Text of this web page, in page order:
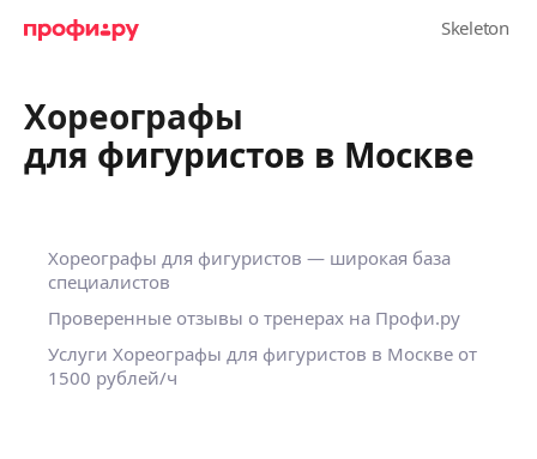
Хореографы
для фигуристов в Москве
Хореографы для фигуристов — широкая база
специалистов
Проверенные отзывы о тренерах на Профи.ру
Услуги Хореографы для фигуристов в Москве от
1500 рублей/ч